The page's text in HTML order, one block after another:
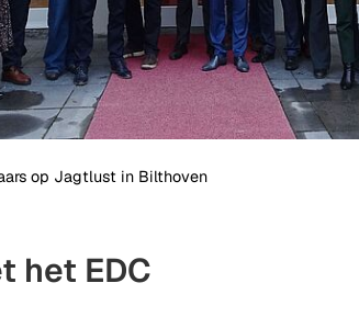
op Jagtlust in Bilthoven
het EDC